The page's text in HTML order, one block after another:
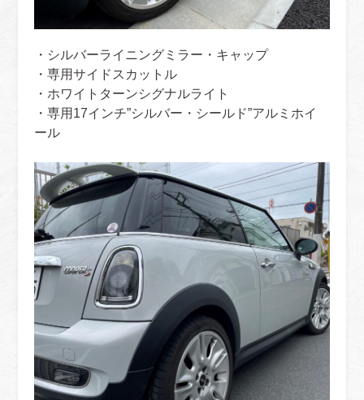
・シルバーライニングミラー・キャップ
・専用サイドスカットル
・ホワイトターンシグナルライト
・専用17インチ”シルバー・シールド”アルミホイ
ール